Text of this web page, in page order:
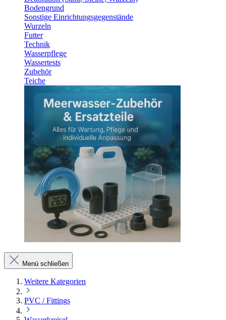
Bodengrund
Sonstige Einrichtungsgegenstände
Wurzeln
Futter
Technik
Wasserpflege
Wassertests
Zubehör
Teiche
Menü schließen
Weitere Kategorien
PVC / Fittings